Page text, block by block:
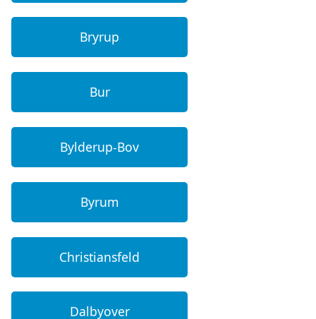
Bryrup
Bur
Bylderup-Bov
Byrum
Christiansfeld
Dalbyover